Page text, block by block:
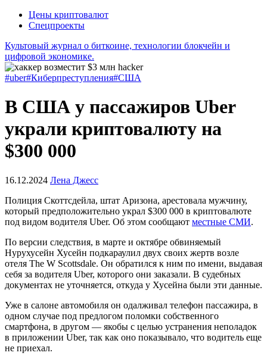
Цены криптовалют
Спецпроекты
Культовый журнал о биткоине, технологии блокчейн и
цифровой экономике.
#uber#Киберпреступления#США
В США у пассажиров Uber
украли криптовалюту на
$300 000
16.12.2024 Лена Джесс
Полиция Скоттсдейла, штат Аризона, арестовала мужчину,
который предположительно украл $300 000 в криптовалюте
под видом водителя Uber. Об этом сообщают местные СМИ.
По версии следствия, в марте и октябре обвиняемый
Нурухусейн Хусейн подкараулил двух своих жертв возле
отеля The W Scottsdale. Он обратился к ним по имени, выдавая
себя за водителя Uber, которого они заказали. В судебных
документах не уточняется, откуда у Хусейна были эти данные.
Уже в салоне автомобиля он одалживал телефон пассажира, в
одном случае под предлогом поломки собственного
смартфона, в другом — якобы с целью устранения неполадок
в приложении Uber, так как оно показывало, что водитель еще
не приехал.